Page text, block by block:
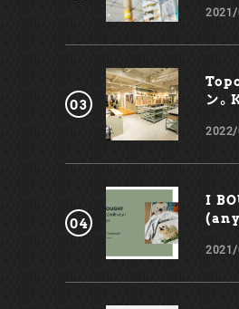
GALLERY、阪急メンズ大阪
定。PRADAが見つめる “モ
かめに行ってみよう。 プラダ アウトドア「マウンテン」 ・
266,200円 ・ブルゾン(ウ
バッグ(ウィメンズ)
266,200円 ・スニーカー(メ
円 ・レインコート(犬用)
https://www.prada.com/
トア ・2021年5月12日(水)
古屋タカシマヤ 3F ローズパ
2021年5月26日(水)～6月15
ステージ前(レディスのみ)
・2021年6月23日(水)～7月
ン。
I